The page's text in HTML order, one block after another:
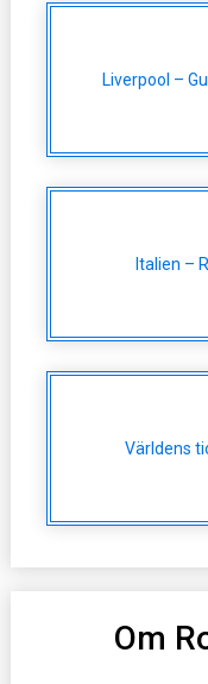
Liverpool –
Italien –
Världens
Om